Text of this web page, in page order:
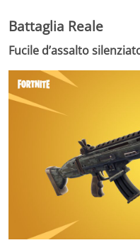
Battaglia Reale
Fucile d’assalto